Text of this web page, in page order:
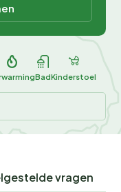
BadKinderstoel
vragen